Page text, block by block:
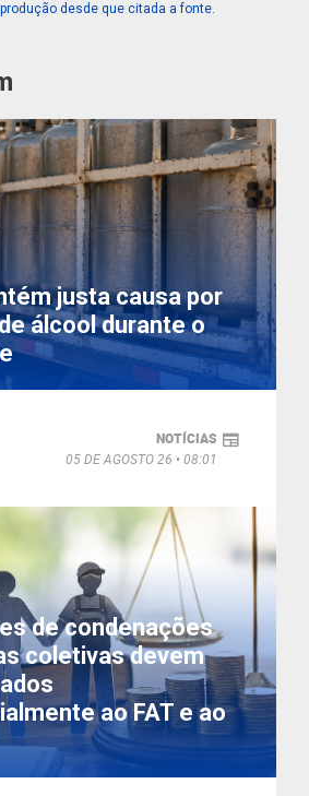
desde que citada a fonte.
justa causa por
álcool durante o
NOTÍCIAS
05 DE AGOSTO 26
08:01
de condenações
coletivas devem
ao FAT e ao